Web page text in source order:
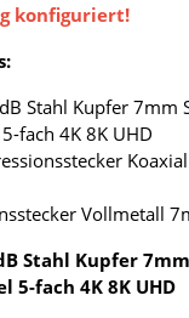
konfiguriert!
Stahl Kupfer 7mm
fach 4K 8K UHD
Vollmetall
Stahl Kupfer
5-fach 4K 8K UHD